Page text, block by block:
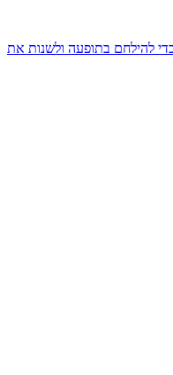
להילחם בתופעה ולשנות את